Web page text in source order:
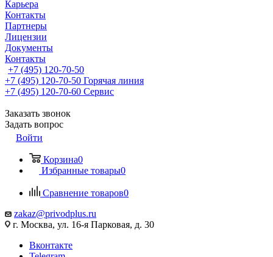
Карьера
Контакты
Партнеры
Лицензии
Документы
Контакты
+7 (495) 120-70-50
+7 (495) 120-70-50 Горячая линия
+7 (495) 120-70-60 Сервис
Заказать звонок
Задать вопрос
Войти
Корзина0
Избранные товары0
Сравнение товаров0
zakaz@privodplus.ru
г. Москва, ул. 16-я Парковая, д. 30
Вконтакте